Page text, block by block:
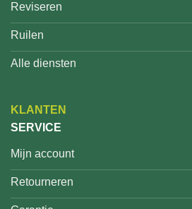
Reviseren
Ruilen
Alle diensten
KLANTEN
SERVICE
Mijn account
Retourneren